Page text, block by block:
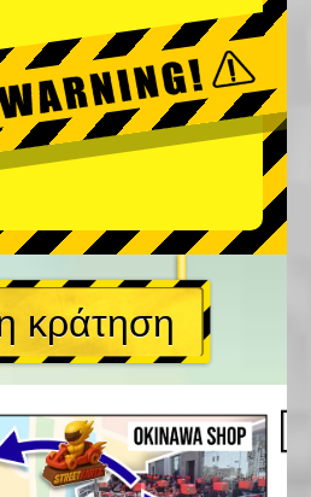
κράτηση